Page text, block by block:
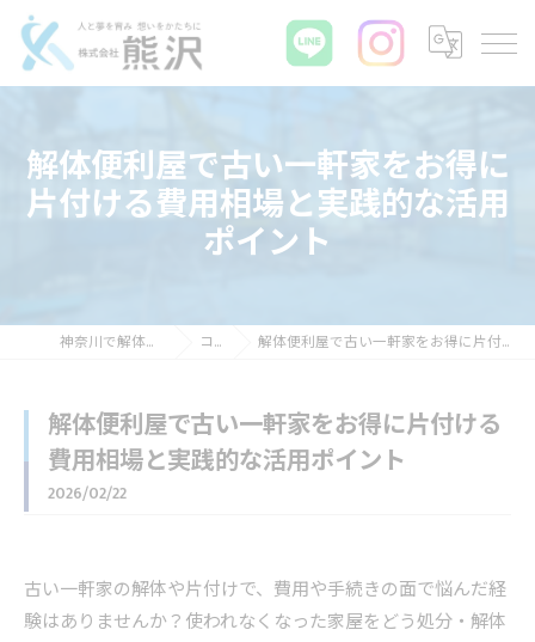
解体便利屋で古い一軒家をお得に
片付ける費用相場と実践的な活用
ポイント
神奈川で解体なら株式会社熊沢 コラム 解体便利屋で古い一軒家をお得に片付ける費用相場と実践的な活用ポイント
解体便利屋で古い一軒家をお得に片付ける
費用相場と実践的な活用ポイント
2026/02/22
古い一軒家の解体や片付けで、費用や手続きの面で悩んだ経
験はありませんか？使われなくなった家屋をどう処分・解体